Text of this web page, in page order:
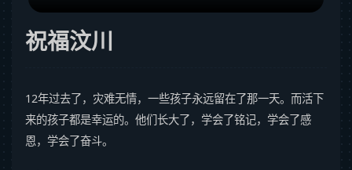
祝福汶川
12年过去了，灾难无情，一些孩子永远留在了那一天。而活下
来的孩子都是幸运的。他们长大了，学会了铭记，学会了感
恩，学会了奋斗。